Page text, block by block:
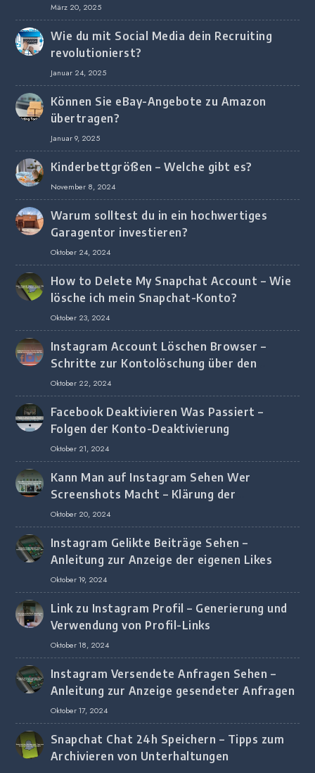
März 20, 2025
Wie du mit Social Media dein Recruiting
revolutionierst?
Januar 24, 2025
Können Sie eBay-Angebote zu Amazon
übertragen?
Januar 9, 2025
Kinderbettgrößen – Welche gibt es?
November 8, 2024
Warum solltest du in ein hochwertiges
Garagentor investieren?
Oktober 24, 2024
How to Delete My Snapchat Account – Wie
lösche ich mein Snapchat-Konto?
Oktober 23, 2024
Instagram Account Löschen Browser –
Schritte zur Kontolöschung über den
Browser
Oktober 22, 2024
Facebook Deaktivieren Was Passiert –
Folgen der Konto-Deaktivierung
Oktober 21, 2024
Kann Man auf Instagram Sehen Wer
Screenshots Macht – Klärung der
Screenshot-Erkennung
Oktober 20, 2024
Instagram Gelikte Beiträge Sehen –
Anleitung zur Anzeige der eigenen Likes
Oktober 19, 2024
Link zu Instagram Profil – Generierung und
Verwendung von Profil-Links
Oktober 18, 2024
Instagram Versendete Anfragen Sehen –
Anleitung zur Anzeige gesendeter Anfragen
Oktober 17, 2024
Snapchat Chat 24h Speichern – Tipps zum
Archivieren von Unterhaltungen